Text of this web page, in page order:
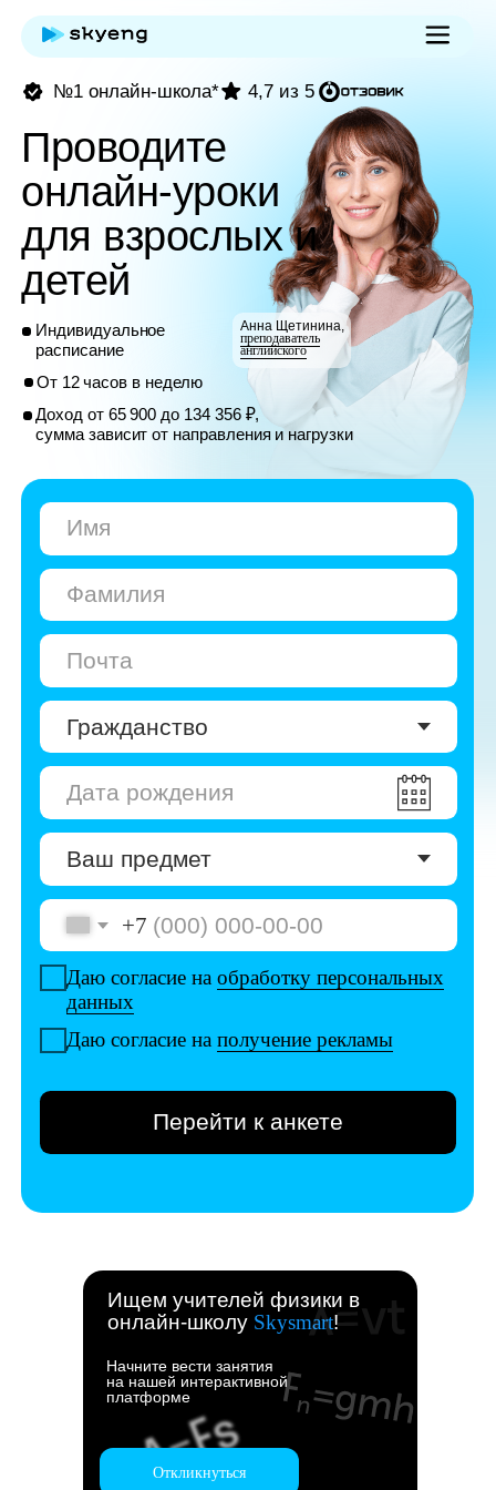
Индивидуальное
расписание
От 12 часов в неделю
Доход от 65 900 до 134 356 ₽,
сумма зависит от направления и нагрузки
4,7 из 5
Проводите
онлайн-уроки
для взрослых и
детей
Даю согласие наобработку персональных
Даю согласие наполучение рекламы
Перейти к анкете
Анна Щетинина,
преподаватель
Ищем учителей физики в
онлайн-школу Skysmart!
Начните вести занятия
на нашей интерактивной
платформе
Откликнуться